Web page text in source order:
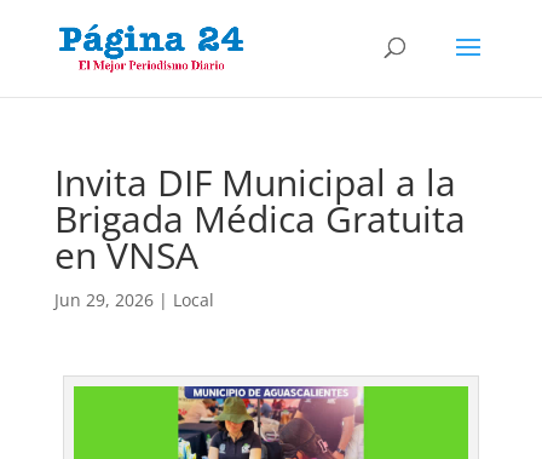
Invita DIF Municipal a la
Brigada Médica Gratuita
en VNSA
Jun 29, 2026| Local